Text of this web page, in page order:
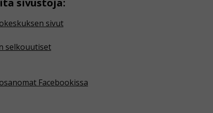
sivustoja:
sivut
selkouutiset
Facebookissa